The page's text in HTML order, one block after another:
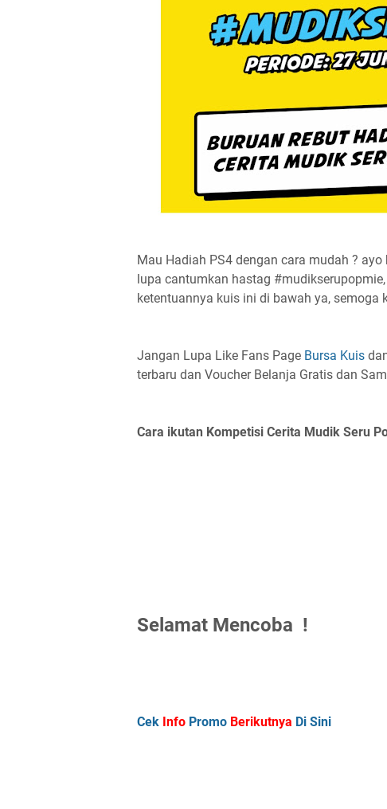
Mau Hadiah PS4 dengan cara mudah ?
lupa cantumkan hastag
ketentuannya kuis ini di bawah ya, semoga
Jangan Lupa Like Fans Page Bursa Kuis
terbaru dan Voucher Belanja Gratis dan
Cara ikutan Kompetisi Cerita Mudik Seru
Selamat Mencoba !
Cek Info Promo Berikutnya Di Sini